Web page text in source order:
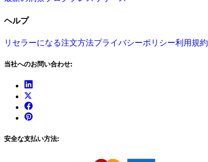
ヘルプ
リセラーになる注文方法プライバシーポリシー利用規約
当社へのお問い合わせ:
安全な支払い方法: